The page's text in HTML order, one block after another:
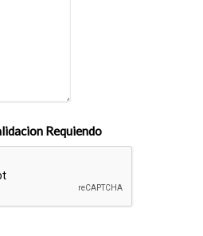
Requiendo